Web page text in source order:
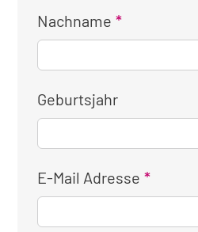
Nachname
Geburtsjahr
E-Mail Adresse